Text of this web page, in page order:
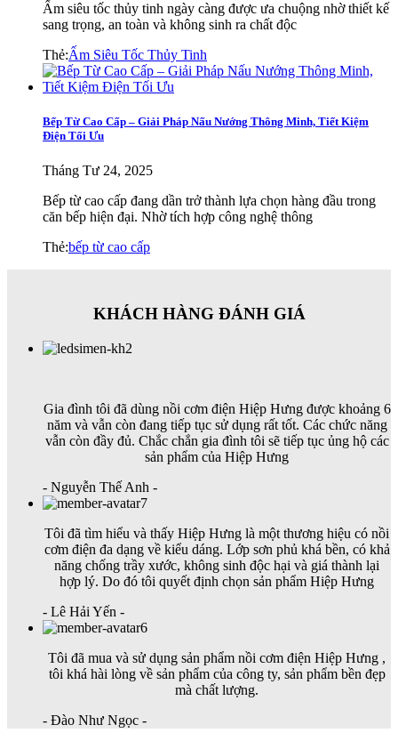
Ấm siêu tốc thủy tinh ngày càng được ưa chuộng nhờ thiết kế
sang trọng, an toàn và không sinh ra chất độc
Thẻ:Ấm Siêu Tốc Thủy Tinh
Bếp Từ Cao Cấp – Giải Pháp Nấu Nướng Thông Minh, Tiết Kiệm
Điện Tối Ưu
Tháng Tư 24, 2025
Bếp từ cao cấp đang dần trở thành lựa chọn hàng đầu trong
căn bếp hiện đại. Nhờ tích hợp công nghệ thông
Thẻ:bếp từ cao cấp
KHÁCH HÀNG ĐÁNH GIÁ
Gia đình tôi đã dùng nồi cơm điện Hiệp Hưng được khoảng 6
năm và vẫn còn đang tiếp tục sử dụng rất tốt. Các chức năng
vẫn còn đầy đủ. Chắc chắn gia đình tôi sẽ tiếp tục ủng hộ các
sản phẩm của Hiệp Hưng
- Nguyễn Thế Anh -
Tôi đã tìm hiểu và thấy Hiệp Hưng là một thương hiệu có nồi
cơm điện đa dạng về kiểu dáng. Lớp sơn phủ khá bền, có khả
năng chống trầy xước, không sinh độc hại và giá thành lại
hợp lý. Do đó tôi quyết định chọn sản phẩm Hiệp Hưng
- Lê Hải Yến -
Tôi đã mua và sử dụng sản phẩm nồi cơm điện Hiệp Hưng ,
tôi khá hài lòng về sản phẩm của công ty, sản phẩm bền đẹp
mà chất lượng.
- Đào Như Ngọc -